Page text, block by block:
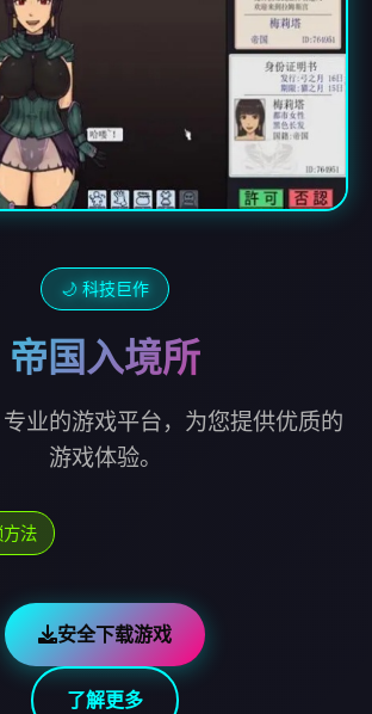
🌙 科技巨作
帝国入境所
业的游戏平台，为您提供优质的
游戏体验。
法
安全下载游戏
了解更多